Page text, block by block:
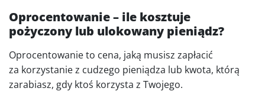
Oprocentowanie – ile kosztuje
pożyczony lub ulokowany pieniądz?
Oprocentowanie to cena, jaką musisz zapłacić
za korzystanie z cudzego pieniądza lub kwota, którą
zarabiasz, gdy ktoś korzysta z Twojego.